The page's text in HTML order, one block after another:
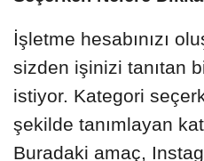
İşletme hesabınızı
sizden işinizi tanıtan
istiyor. Kategori
şekilde tanımlayan
Buradaki amaç,